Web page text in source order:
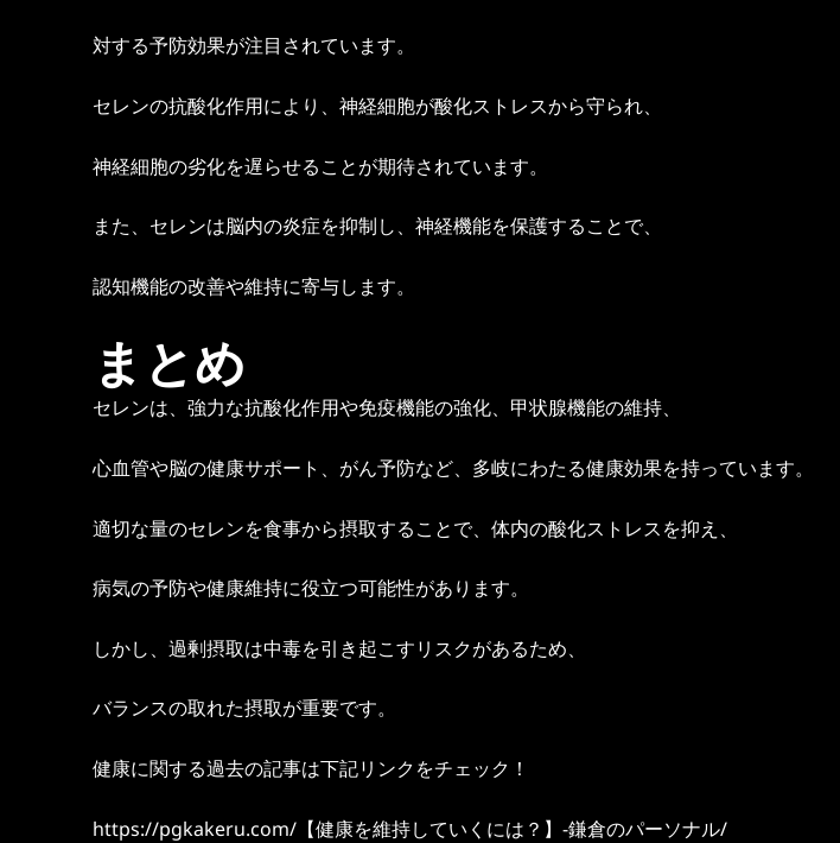
対する予防効果が注目されています。
セレンの抗酸化作用により、神経細胞が酸化ストレスから守られ、
神経細胞の劣化を遅らせることが期待されています。
また、セレンは脳内の炎症を抑制し、神経機能を保護することで、
認知機能の改善や維持に寄与します。
まとめ
セレンは、強力な抗酸化作用や免疫機能の強化、甲状腺機能の維持、
心血管や脳の健康サポート、がん予防など、多岐にわたる健康効果を持っています。
適切な量のセレンを食事から摂取することで、体内の酸化ストレスを抑え、
病気の予防や健康維持に役立つ可能性があります。
しかし、過剰摂取は中毒を引き起こすリスクがあるため、
バランスの取れた摂取が重要です。
健康に関する過去の記事は下記リンクをチェック！
https://pgkakeru.com/【健康を維持していくには？】-鎌倉のパーソナル/